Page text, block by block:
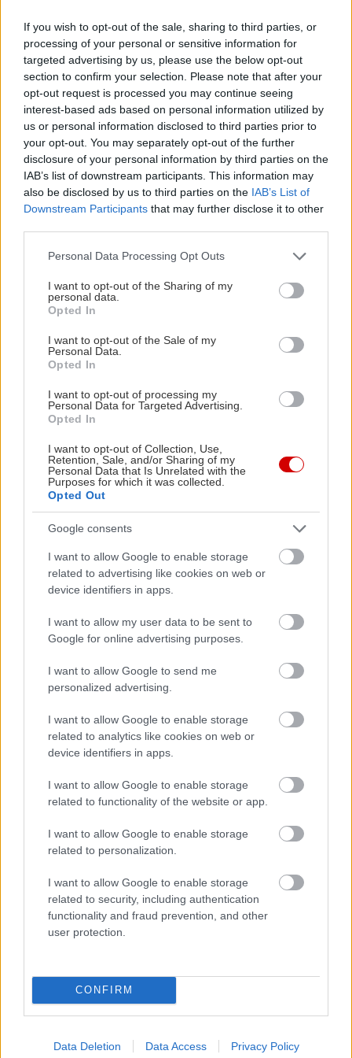
If you wish to opt-out of the sale, sharing to third parties, or
processing of your personal or sensitive information for
targeted advertising by us, please use the below opt-out
section to confirm your selection. Please note that after your
opt-out request is processed you may continue seeing
interest-based ads based on personal information utilized by
us or personal information disclosed to third parties prior to
your opt-out. You may separately opt-out of the further
disclosure of your personal information by third parties on the
IAB’s list of downstream participants. This information may
also be disclosed by us to third parties on the IAB’s List of
Downstream Participants that may further disclose it to other
Please note that this website/app uses one or more Google
not limited to your visit or usage behaviour. You may click to
grant or deny consent to Google and its third-party tags to
use your data for below specified purposes in below Google
consent section.
Personal Data Processing Opt Outs
I want to opt-out of the Sharing of my
personal data.
Opted In
I want to opt-out of the Sale of my
Personal Data.
Opted In
I want to opt-out of processing my
Personal Data for Targeted Advertising.
Opted In
I want to opt-out of Collection, Use,
Retention, Sale, and/or Sharing of my
Personal Data that Is Unrelated with the
Purposes for which it was collected.
Opted Out
Google consents
I want to allow Google to enable storage
related to advertising like cookies on web or
device identifiers in apps.
I want to allow my user data to be sent to
Google for online advertising purposes.
I want to allow Google to send me
personalized advertising.
I want to allow Google to enable storage
related to analytics like cookies on web or
device identifiers in apps.
I want to allow Google to enable storage
related to functionality of the website or app.
I want to allow Google to enable storage
related to personalization.
I want to allow Google to enable storage
related to security, including authentication
functionality and fraud prevention, and other
user protection.
CONFIRM
Data Deletion Data Access Privacy Policy
γνήσια οδηγική συγκίνηση και απόλαυση ενώ την
ίδια στιγμή είναι πλήρως ενταγμένο στην
καθημερινή ζωή.
Διαβάστε επίσης
Η Ισπανία ενώ αγωνίζεται να προσελκύσει
νέους κανόνες από την ΕΕ
Πώς
ανάγκες